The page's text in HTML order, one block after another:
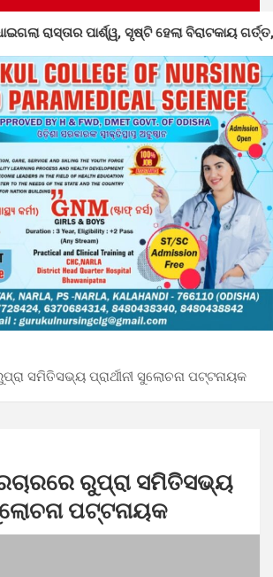
ଗର୍ତ୍ତ, ତୁରନ୍ତ ମରାମତି ଦାବି
ସମିତିସଭ୍ୟ ପ୍ରାର୍ଥୀନୀ ସୁଲୋଚନା ପଟ୍ଟନାୟକ
ରୁପ୍ରା ସମିତିସଭ୍ୟ
ପଟ୍ଟନାୟକ